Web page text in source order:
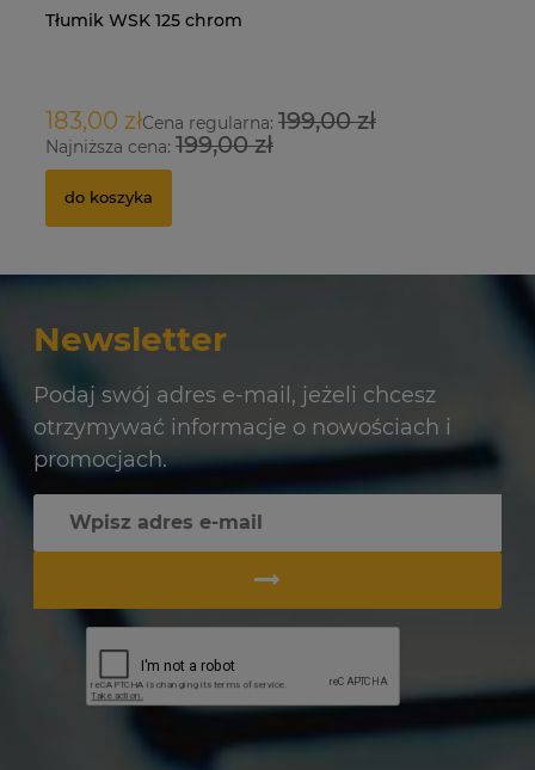
Tłumik WSK 125 chrom
183,00 złCena regularna: 199,00 zł
Najniższa cena: 199,00 zł
do koszyka
Newsletter
Podaj swój adres e-mail, jeżeli chcesz
otrzymywać informacje o nowościach i
promocjach.